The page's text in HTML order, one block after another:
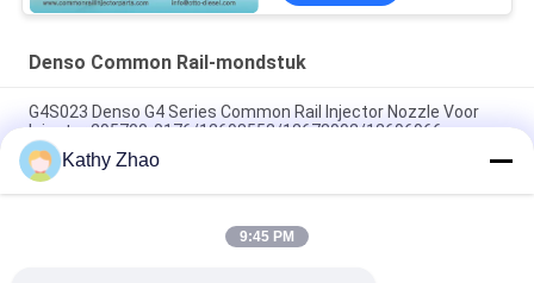
Denso Common Rail-mondstuk
G4S023 Denso G4 Series Common Rail Injector Nozzle Voor
Injector 295700-0176/12698552/12678992/12696966
Common Rail Diesel Brandstof Injector G4S025 Mondstuk
Voor Denso Injector
G4S018 Brandstofinspuitmondstuk voor John Deere 4045
Kathy Zhao
9:45 PM